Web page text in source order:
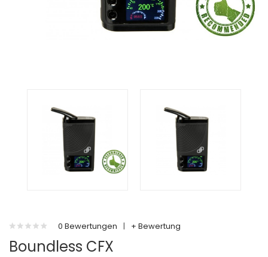
0 Bewertungen | + Bewertung
Boundless CFX